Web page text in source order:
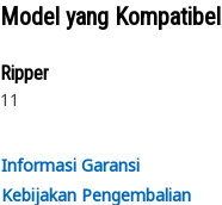
Model yang Kompatibel
Ripper
11
Informasi Garansi
Kebijakan Pengembalian